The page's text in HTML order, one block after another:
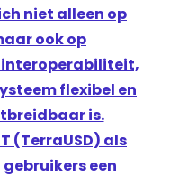
niet alleen op
ook op
flexibel en
is.
(TerraUSD) als
een